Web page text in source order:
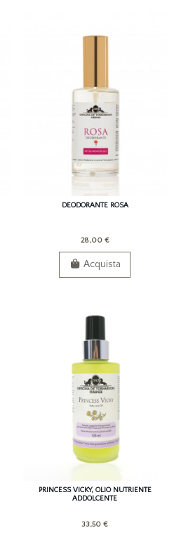
DEODORANTE ROSA
28,00 €
Acquista
PRINCESS VICKY, OLIO NUTRIENTE
ADDOLCENTE
33,50 €